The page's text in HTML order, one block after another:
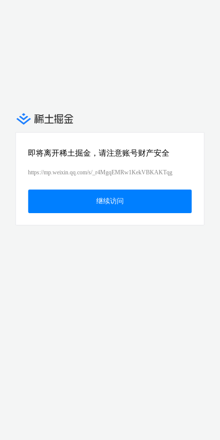
即将离开稀土掘金，请注意账号财产安全
https://mp.weixin.qq.com/s/_r4MgqEMRw1KekVBKAKTqg
继续访问